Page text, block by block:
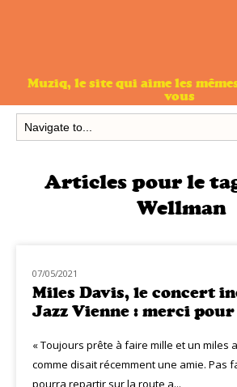
Muziq, le site qui aime les
vous
Articles pour le
Wellman
MUZIQ NEWS
07/05/2021
Miles Davis, le concert
Jazz Vienne : merci
« Toujours prête à faire mille et un miles
comme disait récemment une amie. Pas
pourra repartir sur la route a...